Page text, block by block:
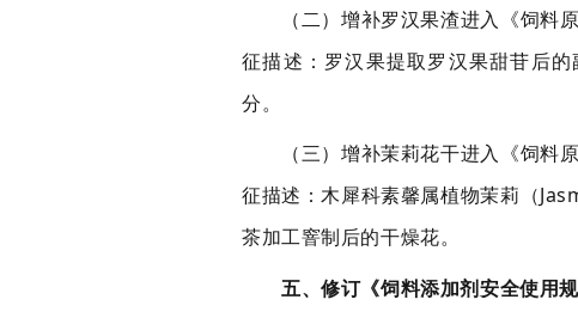
（二）增补罗汉果渣进入《饲料原
征描述： 罗汉果提取罗汉果甜苷后
分。
（三）增补茉莉花干进入《饲料原
征描述：木犀科素馨属植物茉莉（
茶加工窨制后的干燥花。
五、修订《饲料添加剂安全使用规